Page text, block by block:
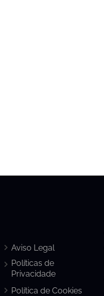
Aviso Legal
Políticas de
Privacidade
Política de Cookies